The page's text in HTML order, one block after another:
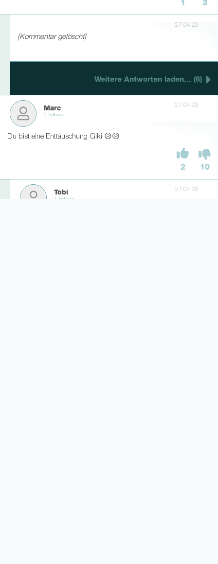
1 3
27.04.23
[Kommentar gelöscht]
Weitere Antworten laden... (6)
Marc
0 Follower
27.04.23
Du bist eine Enttäuschung Giki 😥😥
2 10
Tobi
7 Follower
27.04.23